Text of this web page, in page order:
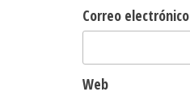
Correo electrónico
Web